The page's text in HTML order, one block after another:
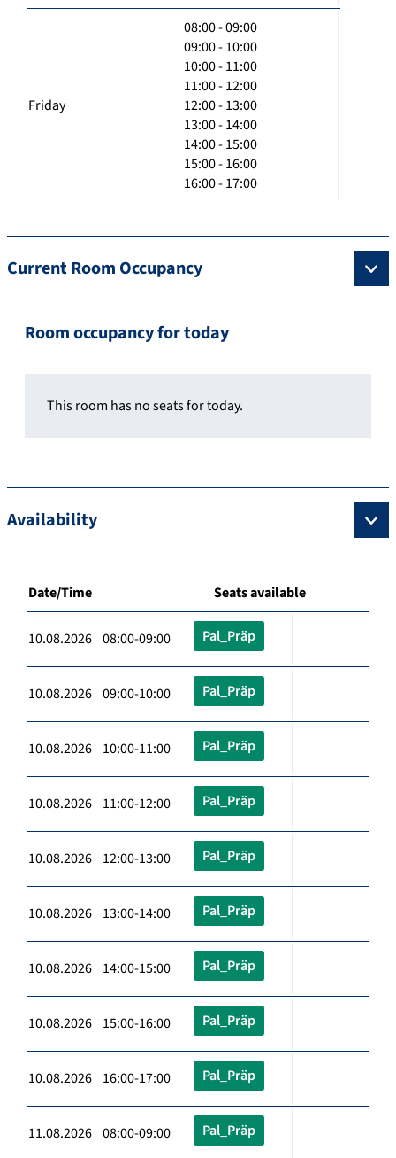
Friday
08:00 - 09:00
09:00 - 10:00
10:00 - 11:00
11:00 - 12:00
12:00 - 13:00
13:00 - 14:00
14:00 - 15:00
15:00 - 16:00
16:00 - 17:00
Current Room Occupancy
Room occupancy for today
This room has no seats for today.
Availability
Date/Time Seats available
10.08.2026 08:00-09:00 Pal_Präp
10.08.2026 09:00-10:00 Pal_Präp
10.08.2026 10:00-11:00 Pal_Präp
10.08.2026 11:00-12:00 Pal_Präp
10.08.2026 12:00-13:00 Pal_Präp
10.08.2026 13:00-14:00 Pal_Präp
10.08.2026 14:00-15:00 Pal_Präp
10.08.2026 15:00-16:00 Pal_Präp
10.08.2026 16:00-17:00 Pal_Präp
11.08.2026 08:00-09:00 Pal_Präp